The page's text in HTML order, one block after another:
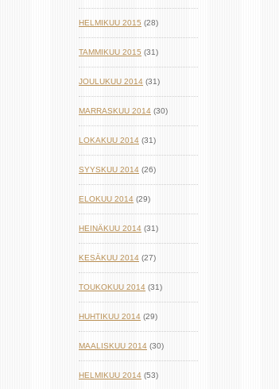
HELMIKUU 2015 (28)
TAMMIKUU 2015 (31)
JOULUKUU 2014 (31)
MARRASKUU 2014 (30)
LOKAKUU 2014 (31)
SYYSKUU 2014 (26)
ELOKUU 2014 (29)
HEINÄKUU 2014 (31)
KESÄKUU 2014 (27)
TOUKOKUU 2014 (31)
HUHTIKUU 2014 (29)
MAALISKUU 2014 (30)
HELMIKUU 2014 (53)